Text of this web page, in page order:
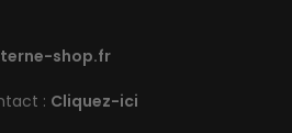
shop.fr
: Cliquez-ici